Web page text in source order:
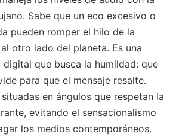
Sabe que un eco excesivo o
pueden romper el hilo de la
otro lado del planeta. Es una
que busca la humildad: que
para que el mensaje resalte.
en ángulos que respetan la
evitando el sensacionalismo
los medios contemporáneos.